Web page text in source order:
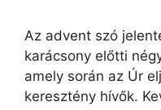
Az advent szó
karácsony előtti
amely során az Úr
keresztény hívők.